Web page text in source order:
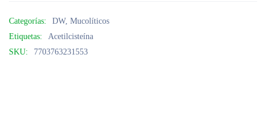
Categorías: DW, Mucolíticos
Etiquetas:
Acetilcisteína
SKU:
7703763231553